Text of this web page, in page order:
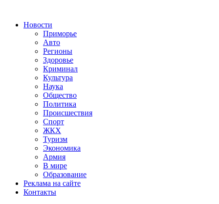
Новости
Приморье
Авто
Регионы
Здоровье
Криминал
Культура
Наука
Общество
Политика
Происшествия
Спорт
ЖКХ
Туризм
Экономика
Армия
В мире
Образование
Реклама на сайте
Контакты